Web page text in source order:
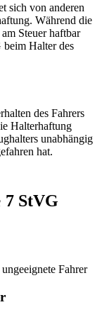
sich von anderen
Während die
Steuer haftbar
Halter des
des Fahrers
Halterhaftung
unabhängig
hat.
7 StVG
Fahrer